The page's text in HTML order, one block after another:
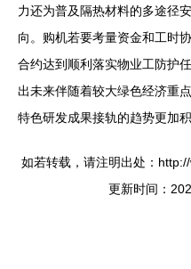
力还为普及隔热材料的多途径
向。购机若要考量资金和工时
合约达到顺利落实物业工防护
出未来伴随着较大绿色经济重
特色研发成果接轨的趋势更加积
如若转载，请注明出处：
更新时间：